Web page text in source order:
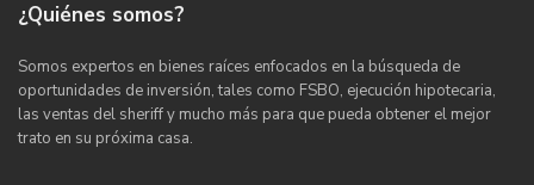
¿Quiénes somos?
Somos expertos en bienes raíces enfocados en la búsqueda de
oportunidades de inversión, tales como FSBO, ejecución hipotecaria,
las ventas del sheriff y mucho más para que pueda obtener el mejor
trato en su próxima casa.